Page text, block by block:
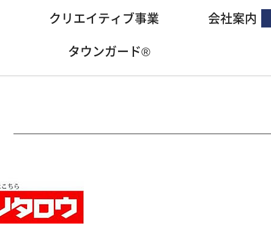
クリエイティブ事業 会社案内
タウンガード®